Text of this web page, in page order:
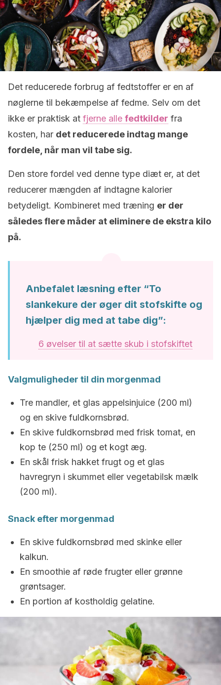
Det reducerede forbrug af fedtstoffer er en af ​​
nøglerne til bekæmpelse af fedme. Selv om det
ikke er praktisk at fjerne alle fedtkilder fra
kosten, har det reducerede indtag mange
fordele, når man vil tabe sig.
Den store fordel ved denne type diæt er, at det
reducerer mængden af ​​indtagne kalorier
betydeligt. Kombineret med træning er der
således flere måder at eliminere de ekstra kilo
på.
Anbefalet læsning efter “To
slankekure der øger dit stofskifte og
hjælper dig med at tabe dig”:
6 øvelser til at sætte skub i stofskiftet
Valgmuligheder til din morgenmad
Tre mandler, et glas appelsinjuice (200 ml)
og en skive fuldkornsbrød.
En skive fuldkornsbrød med frisk tomat, en
kop te (250 ml) og et kogt æg.
En skål frisk hakket frugt og et glas
havregryn i skummet eller vegetabilsk mælk
(200 ml).
Snack efter morgenmad
En skive fuldkornsbrød med skinke eller
kalkun.
En smoothie af røde frugter eller grønne
grøntsager.
En portion af kostholdig gelatine.